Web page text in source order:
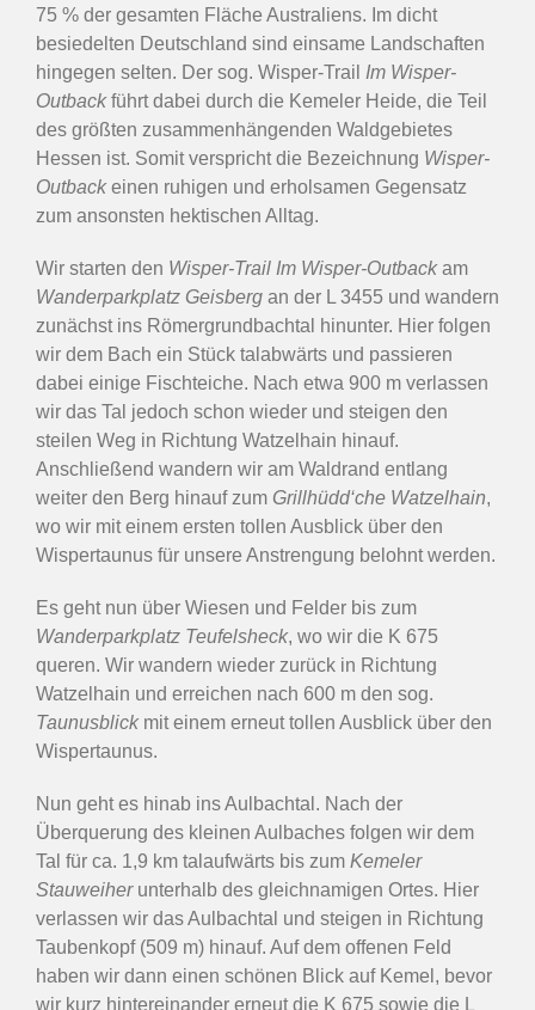
75 % der gesamten Fläche Australiens. Im dicht
besiedelten Deutschland sind einsame Landschaften
hingegen selten. Der sog. Wisper-Trail Im Wisper-
Outbackführt dabei durch die Kemeler Heide, die Teil
des größten zusammenhängenden Waldgebietes
Hessen ist. Somit verspricht die Bezeichnung Wisper-
Outbackeinen ruhigen und erholsamen Gegensatz
zum ansonsten hektischen Alltag.
Wir starten den Wisper-Trail Im Wisper-Outbackam
Wanderparkplatz Geisberg an der L 3455 und wandern
zunächst ins Römergrundbachtal hinunter. Hier folgen
wir dem Bach ein Stück talabwärts und passieren
dabei einige Fischteiche. Nach etwa 900 m verlassen
wir das Tal jedoch schon wieder und steigen den
steilen Weg in Richtung Watzelhain hinauf.
Anschließend wandern wir am Waldrand entlang
weiter den Berg hinauf zum Grillhüdd‘che Watzelhain,
wo wir mit einem ersten tollen Ausblick über den
Wispertaunus für unsere Anstrengung belohnt werden.
Es geht nun über Wiesen und Felder bis zum
Wanderparkplatz Teufelsheck, wo wir die K 675
queren. Wir wandern wieder zurück in Richtung
Watzelhain und erreichen nach 600 m den sog.
Taunusblick mit einem erneut tollen Ausblick über den
Wispertaunus.
Nun geht es hinab ins Aulbachtal. Nach der
Überquerung des kleinen Aulbaches folgen wir dem
Tal für ca. 1,9 km talaufwärts bis zum Kemeler
Stauweiherunterhalb des gleichnamigen Ortes. Hier
verlassen wir das Aulbachtal und steigen in Richtung
Taubenkopf (509 m) hinauf. Auf dem offenen Feld
haben wir dann einen schönen Blick auf Kemel, bevor
wir kurz hintereinander erneut die K 675 sowie die L